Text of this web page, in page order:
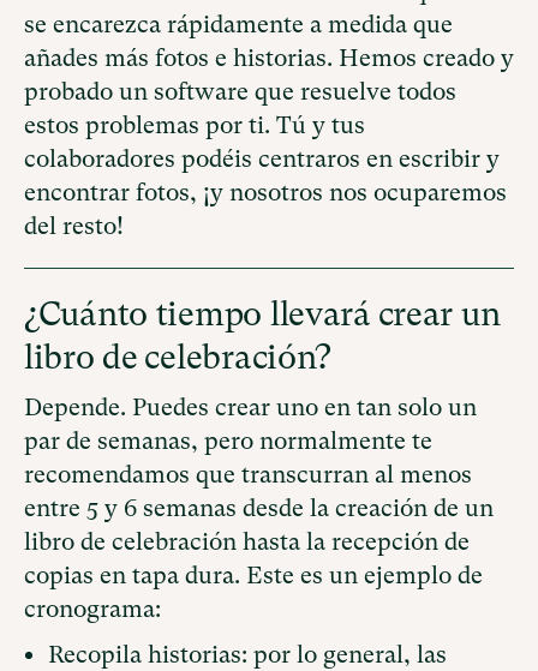
se encarezca rápidamente a medida que
añades más fotos e historias. Hemos creado y
probado un software que resuelve todos
estos problemas por ti. Tú y tus
colaboradores podéis centraros en escribir y
encontrar fotos, ¡y nosotros nos ocuparemos
del resto!
¿Cuánto tiempo llevará crear un
libro de celebración?
Depende. Puedes crear uno en tan solo un
par de semanas, pero normalmente te
recomendamos que transcurran al menos
entre 5 y 6 semanas desde la creación de un
libro de celebración hasta la recepción de
copias en tapa dura. Este es un ejemplo de
cronograma:
Recopila historias: por lo general, las